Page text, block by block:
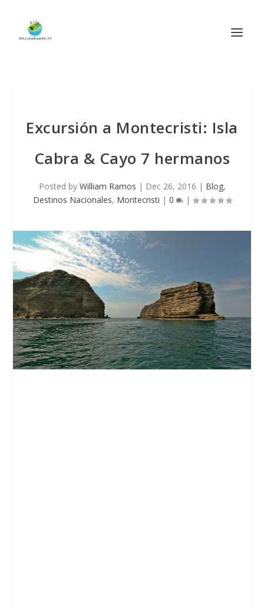
Excursión a Montecristi: Isla
Cabra & Cayo 7 hermanos
Posted by William Ramos | Dec 26, 2016 | Blog,
Destinos Nacionales, Montecristi | 0 |